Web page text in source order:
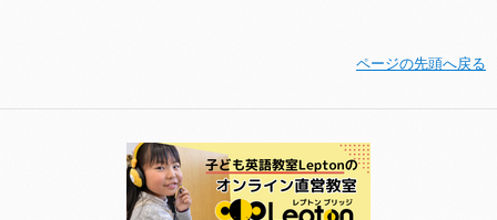
ページの先頭へ戻る